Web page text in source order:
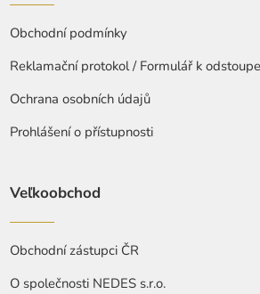
Obchodní podmínky
Reklamační protokol / Formulář k
Ochrana osobních údajů
Prohlášení o přístupnosti
Veľkoobchod
Obchodní zástupci ČR
O společnosti NEDES s.r.o.